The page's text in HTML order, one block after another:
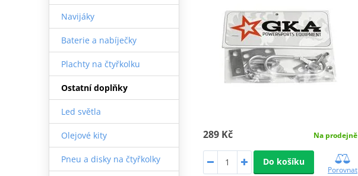
Navijáky
Baterie a nabíječky
Plachty na čtyřkolku
Ostatní doplňky
Led světla
Olejové kity
Pneu a disky na čtyřkolky
289 Kč Na prodejně
Do košíku
Porovnat